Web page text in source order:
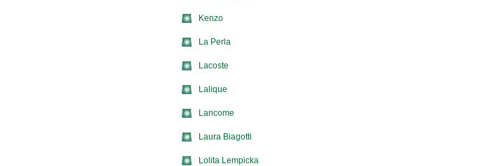
Kenzo
La Perla
Lacoste
Lalique
Lancome
Laura Biagotti
Lolita Lempicka